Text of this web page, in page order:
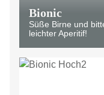
Bionic
Süße Birne und
leichter Aperitif!